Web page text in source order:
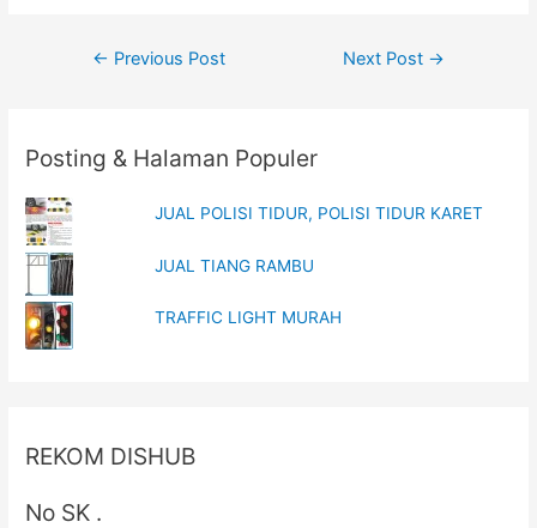
w
Post
← Previous Post Next Post →
Posting & Halaman Populer
JUAL POLISI TIDUR, POLISI TIDUR KARET
JUAL TIANG RAMBU
TRAFFIC LIGHT MURAH
REKOM DISHUB
No SK .